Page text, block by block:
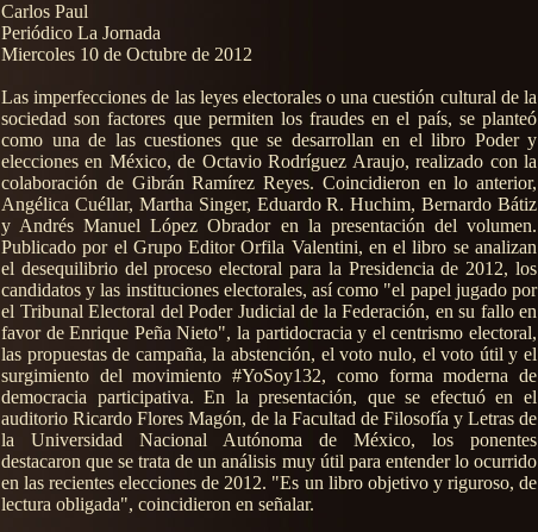
Carlos Paul
Periódico La Jornada
Miercoles 10 de Octubre de 2012
Las imperfecciones de las leyes electorales o una cuestión cultural de la
sociedad son factores que permiten los fraudes en el país, se planteó
como una de las cuestiones que se desarrollan en el libro Poder y
elecciones en México, de Octavio Rodríguez Araujo, realizado con la
colaboración de Gibrán Ramírez Reyes. Coincidieron en lo anterior,
Angélica Cuéllar, Martha Singer, Eduardo R. Huchim, Bernardo Bátiz
y Andrés Manuel López Obrador en la presentación del volumen.
Publicado por el Grupo Editor Orfila Valentini, en el libro se analizan
el desequilibrio del proceso electoral para la Presidencia de 2012, los
candidatos y las instituciones electorales, así como "el papel jugado por
el Tribunal Electoral del Poder Judicial de la Federación, en su fallo en
favor de Enrique Peña Nieto", la partidocracia y el centrismo electoral,
las propuestas de campaña, la abstención, el voto nulo, el voto útil y el
surgimiento del movimiento #YoSoy132, como forma moderna de
democracia participativa. En la presentación, que se efectuó en el
auditorio Ricardo Flores Magón, de la Facultad de Filosofía y Letras de
la Universidad Nacional Autónoma de México, los ponentes
destacaron que se trata de un análisis muy útil para entender lo ocurrido
en las recientes elecciones de 2012. "Es un libro objetivo y riguroso, de
lectura obligada", coincidieron en señalar.